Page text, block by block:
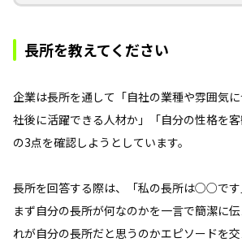
長所を教えてください
企業は長所を通して「自社の業種や雰囲気
社後に活躍できる人材か」「自分の性格を客
の3点を確認しようとしています。
長所を回答する際は、「私の長所は○○です
まず自分の長所が何なのかを一言で簡潔に
れが自分の長所だと思うのかエピソードを